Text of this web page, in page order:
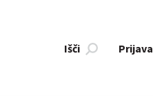
Išči Prijava